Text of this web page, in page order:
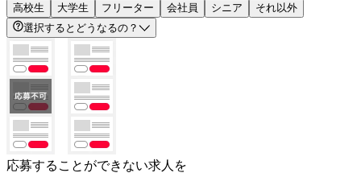
高校生 大学生 フリーター 会社員 シニア
それ以外
選択するとどうなるの？
応募することができない求人を